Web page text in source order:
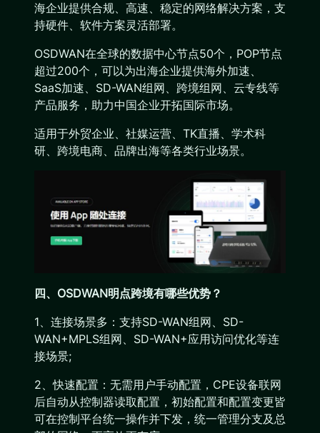
海企业提供合规、高速、稳定的网络解决方案，支
持硬件、软件方案灵活部署。
OSDWAN在全球的数据中心节点50个，POP节点
超过200个，可以为出海企业提供海外加速、
SaaS加速、SD-WAN组网、跨境组网、云专线等
产品服务，助力中国企业开拓国际市场。
适用于外贸企业、社媒运营、TK直播、学术科
研、跨境电商、品牌出海等各类行业场景。
四、OSDWAN明点跨境有哪些优势？
1、连接场景多：支持SD-WAN组网、SD-
WAN+MPLS组网、SD-WAN+应用访问优化等连
接场景;
2、快速配置：无需用户手动配置，CPE设备联网
后自动从控制器读取配置，初始配置和配置变更皆
可在控制平台统一操作并下发，统一管理分支及总